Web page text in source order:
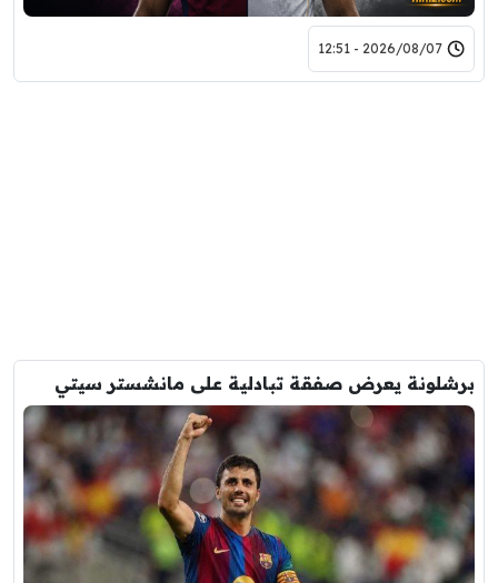
2026/08/07 - 12:51
برشلونة يعرض صفقة تبادلية على مانشستر سيتي